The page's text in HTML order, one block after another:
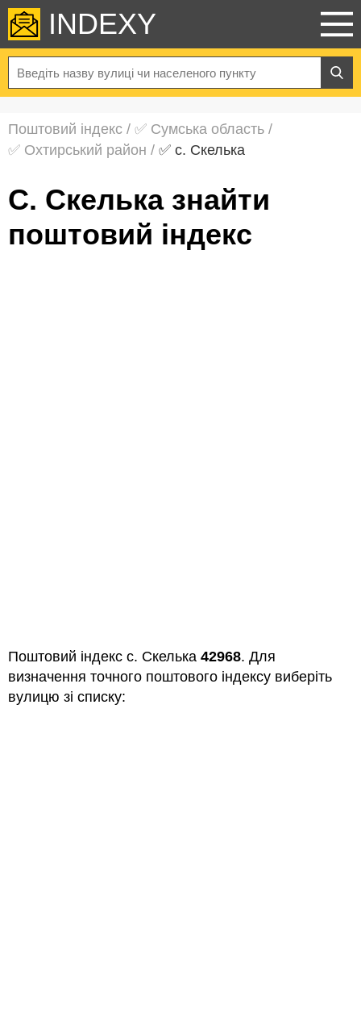
INDEXY
Поштовий індекс / ✅ Сумська область /
✅ Охтирський район / ✅ с. Скелька
с. Скелька знайти
поштовий індекс
Поштовий індекс с. Скелька 42968. Для
визначення точного поштового індексу виберіть
вулицю зі списку: